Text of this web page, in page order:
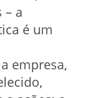
– a
é um
empresa,